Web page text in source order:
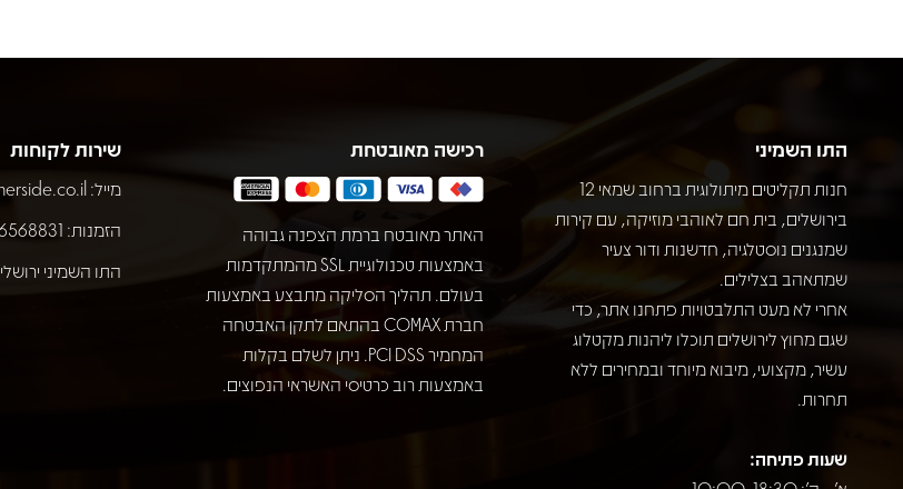
התו השמיני
חנות תקליטים מיתולוגית ברחוב שמאי 12
בירושלים, בית חם לאוהבי מוזיקה, עם קירות
שמנגנים נוסטלגיה, חדשנות ודור צעיר
שמתאהב בצלילים.
אחרי לא מעט התלבטויות פתחנו אתר, כדי
שגם מחוץ לירושלים תוכלו ליהנות מקטלוג
עשיר, מקצועי, מיבוא מיוחד ובמחירים ללא
תחרות.
שעות פתיחה:
רכישה מאובטחת
האתר מאובטח ברמת הצפנה גבוהה
באמצעות טכנולוגיית SSL מהמתקדמות
בעולם. תהליך הסליקה מתבצע באמצעות
חברת COMAX בהתאם לתקן האבטחה
המחמיר PCI DSS. ניתן לשלם בקלות
באמצעות רוב כרטיסי האשראי הנפוצים.
שירות לקוחות
מייל:
הזמנות: 02-6568831
התו השמיני